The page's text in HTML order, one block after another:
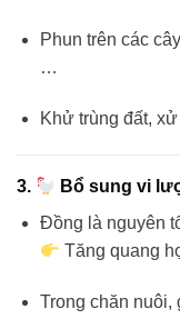
Phun trên các
…
Khử trùng đất,
3.
Bổ sung vi
Đồng là nguyên
Tăng quang
Trong chăn nuôi,